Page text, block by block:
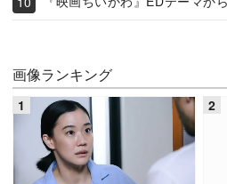
画像ランキング